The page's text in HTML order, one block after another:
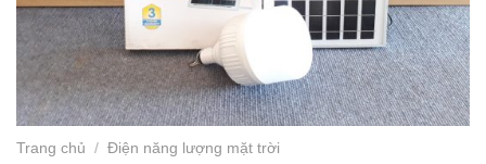
Trang chủ / Điện năng lượng mặt trời